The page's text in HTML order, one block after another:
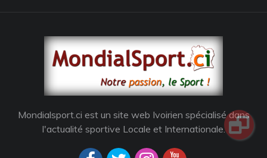
Mondialsport.ci est un site web Ivoirien spécialisé dans
l'actualité sportive Locale et Internationale.